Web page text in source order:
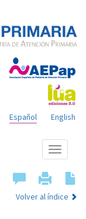
English
Español
Mostrar
menú
Volver al índice